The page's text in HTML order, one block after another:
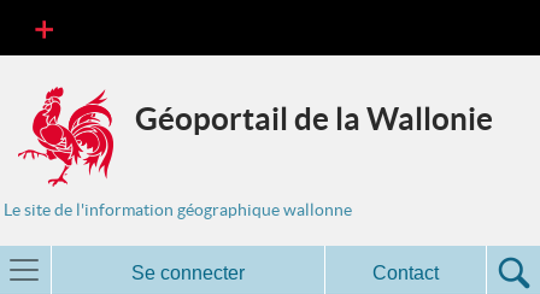
Géoportail de la Wallonie
Le site de l'information géographique wallonne
Se connecter Contact